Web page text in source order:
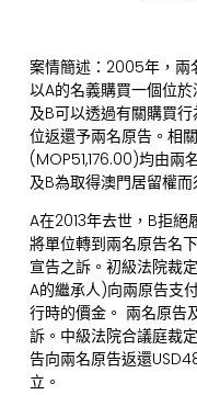
案情簡述：2005年，兩
以A的名義購買一個位
及B可以透過有關購買
位返還予兩名原告。相
(MOP51,176.00)均由兩
及B為取得澳門居留權
A在2013年去世，B拒
將單位轉到兩名原告名
宣告之訴。初級法院裁
A的繼承人)向兩原告支
行時的價金。 兩名原告
訴。中級法院合議庭裁
告向兩名原告返還
立。